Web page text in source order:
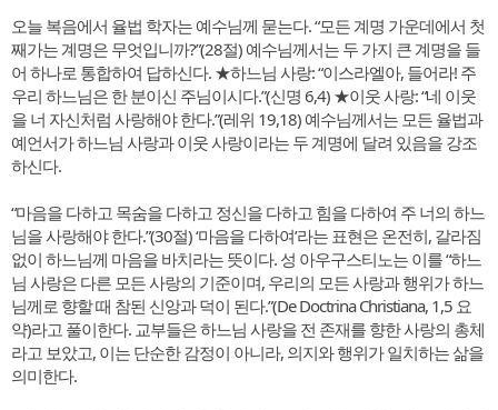
오늘 복음에서 율법 학자는 예수님께 묻는다. “모든 계명 가운데에서 첫
째가는 계명은 무엇입니까?”(28절) 예수님께서는 두 가지 큰 계명을 들
어 하나로 통합하여 답하신다. ★하느님 사랑: “이스라엘아, 들어라! 주
우리 하느님은 한 분이신 주님이시다.”(신명 6,4) ★이웃 사랑: “네 이웃
을 너 자신처럼 사랑해야 한다.”(레위 19,18) 예수님께서는 모든 율법과
예언서가 하느님 사랑과 이웃 사랑이라는 두 계명에 달려 있음을 강조
하신다.
“마음을 다하고 목숨을 다하고 정신을 다하고 힘을 다하여 주 너의 하느
님을 사랑해야 한다.”(30절) ‘마음을 다하여’라는 표현은 온전히, 갈라짐
없이 하느님께 마음을 바치라는 뜻이다. 성 아우구스티노는 이를 “하느
님 사랑은 다른 모든 사랑의 기준이며, 우리의 모든 사랑과 행위가 하느
님께로 향할 때 참된 신앙과 덕이 된다.”(De Doctrina Christiana, 1,5 요
약)라고 풀이한다. 교부들은 하느님 사랑을 전 존재를 향한 사랑의 총체
라고 보았고, 이는 단순한 감정이 아니라, 의지와 행위가 일치하는 삶을
의미한다.